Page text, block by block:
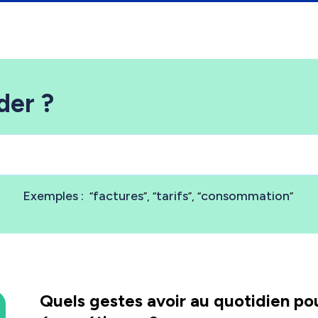
?
Exemples : factures tarifs consommation
Quels gestes avoir au quotidien